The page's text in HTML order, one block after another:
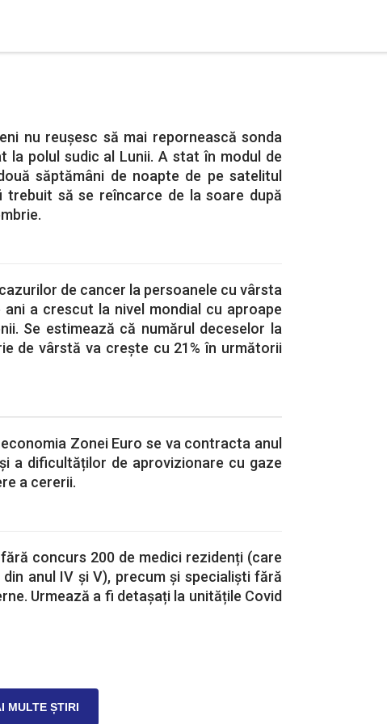
nu reușesc să mai repornească sonda
la polul sudic al Lunii. A stat în modul de
săptămâni de noapte de pe satelitul
trebuit să se reîncarce de la soare după
de cancer la persoanele cu vârsta
a crescut la nivel mondial cu aproape
Se estimează că numărul deceselor la
de vârstă va creşte cu 21% în următorii
Zonei Euro se va contracta anul
a dificultăților de aprovizionare cu gaze
a cererii.
concurs 200 de medici rezidenți (care
anul IV și V), precum și specialiști fără
Urmează a fi detașați la unitățile Covid
MULTE ȘTIRI